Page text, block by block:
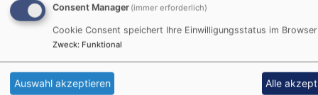
www.neuhaus-schliersee-evangelisch.de aufgefallen?
Dann können Sie sich gerne bei uns melden. Wir freuen
uns auf Ihr Feedback und bemühen uns, die
gemeldeten Barrieren in Rahmen der technischen und
wirtschaftlichen Möglichkeiten schnellstmöglich zu
Consent Manager (immer erforderlich)
Cookie Consent speichert Ihre Einwilligungsstatus im Browser
Zweck: Funktional
Auswahl akzeptieren Alle